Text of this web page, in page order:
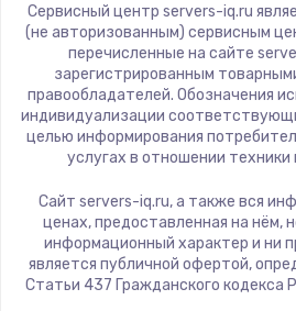
2100 руб.
Заказать
Ремонт цепей
3000 руб.
Заказать
Замена
1590 руб.
Сервисный центр servers-iq.ru
(не авторизованным) сервисным
перечисленные на сайте
зарегистрированным
правообладателей. Обозначения
индивидуализации
целью информирования
услугах в отношении
Сайт servers-iq.ru, а также вся
ценах, предоставленная на нём,
информационный характер и ни
является публичной офертой,
Статьи 437 Гражданского кодекса